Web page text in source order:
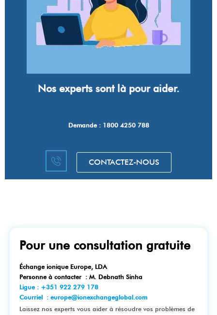
Nos experts sont là pour aider.
Demande : 1800 4250 788
CONTACTEZ-NOUS
Pour une consultation gratuite​
Échange ionique Europe, LDA​
Personne à contacter : M. Debnath Sinha
Ligue : +351 922 279 178
Courriel : europe@ionexchangeglobal.com
Laissez nos experts vous aider à résoudre vos problèmes de